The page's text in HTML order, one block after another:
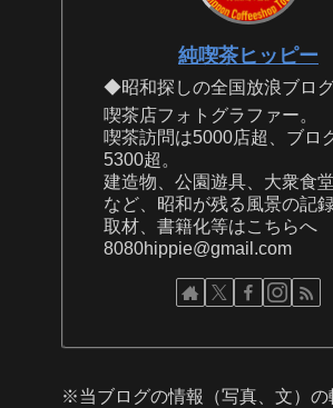
純喫茶ヒッピー
◆昭和探しの全国放浪ブロ
喫茶店フォトグラファー。
喫茶訪問は5000店超、ブロ
5300超。
建造物、公園遊具、大衆食
など、昭和が残る風景の記録
取材、書籍化等はこちらへ
8080hippie@gmail.com
※当ブログの情報（写真、文）の